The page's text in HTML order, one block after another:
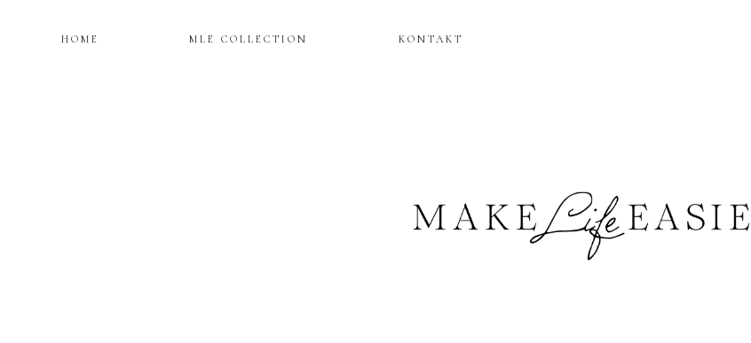
HOME MLE COLLECTION KONTAKT